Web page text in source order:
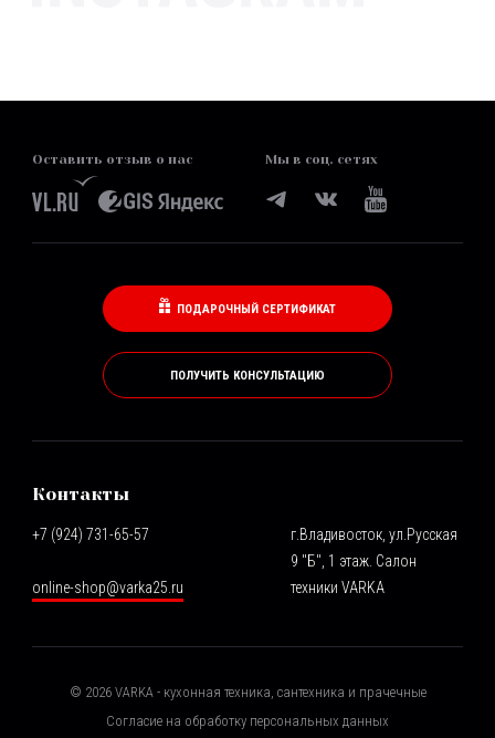
Оставить отзыв о нас Мы в соц. сетях
ПОДАРОЧНЫЙ СЕРТИФИКАТ
ПОЛУЧИТЬ КОНСУЛЬТАЦИЮ
Контакты
+7 (924) 731-65-57
online-shop@varka25.ru
г.Владивосток, ул.Русская
9 "Б", 1 этаж. Салон
техники VARKA
© 2026VARKA - кухонная техника, сантехника и прачечные
Согласие на обработку персональных данных